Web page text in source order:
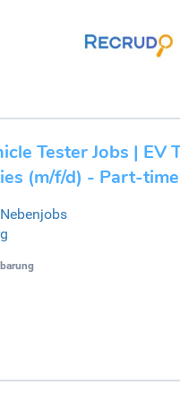
Tester Jobs | EV
(m/f/d) - Part-
Nebenjobs